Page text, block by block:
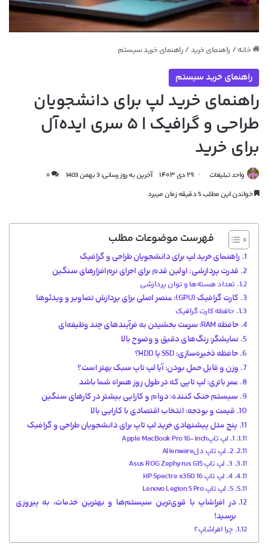
خانه / راهنمای خرید/ راهنمای خرید سیستم
راهنمای خرید سیستم
راهنمای خرید لپ برای دانشجویان
طراحی و گرافیک | ۵ سری ایده‌آل
برای خرید
واحد تبلیغات ۲۹ دی ۱۴۰۳ آخرین به روز رسانی: 3 بهمن 1403
۰
خواندن این مطلب 5 دقیقه زمان میبرد
فهرست موضوعات مطلب
راهنمای خرید لپ برای دانشجویان طراحی و گرافیک
قدرت پردازشی: اولین قدم برای اجرای نرم‌افزارهای سنگین
تعداد هسته‌ها و توان پردازشی
کارت گرافیک (GPU): عنصر اصلی برای پردازش تصاویر و ویدئوها
حافظه کارت گرافیک
حافظه RAM: سرعت بخشیدن به فرآیندهای چند وظیفه‌ای
نمایشگر: رنگ‌های دقیق و وضوح بالا
حافظه ذخیره‌سازی: SSD یا HDD؟
وزن و قابل حمل بودن: آیا لپ تاپ سبک بهتر است؟
عمر باتری: لپ تاپی که در طول روز همراه شما باشد
سیستم خنک ‌کننده: دوام و کارایی بیشتر در کارهای سنگین
قیمت و بودجه: انتخاب اقتصادی با کارایی بالا
پنج مدل پیشنهادی خرید لپ تاپ برای دانشجویان طراحی و گرافیک
1. لپ تاپApple MacBook Pro 16-inch
2. لپ تاپ دلAlienware
3. لپ تاپ Asus ROG Zephyrus G15
4. لپ تاپ HP Spectre x360 16
5. لپ تاپ Lenovo Legion 5 Pro
در افراشاپ با قوی‌ترین سیستم‌ها و بهترین خدمات، به پیروزی
برسید!
چرا افراشاپ؟